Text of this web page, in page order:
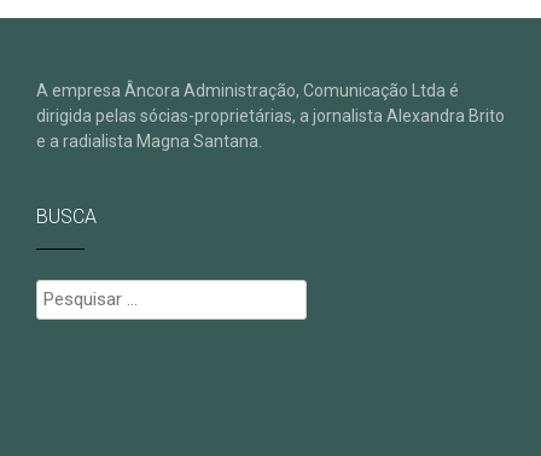
A empresa Âncora Administração, Comunicação Ltda é
dirigida pelas sócias-proprietárias, a jornalista Alexandra Brito
e a radialista Magna Santana.
BUSCA
Pesquisar
por: